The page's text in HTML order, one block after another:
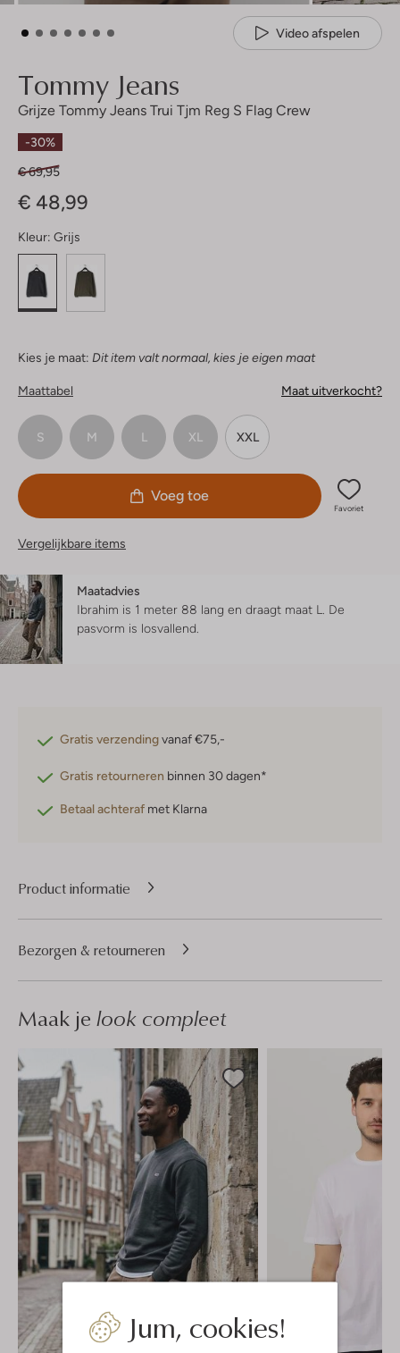
Jum, cookies!
Video afspelen
Tommy Jeans
Grijze Tommy Jeans Trui Tjm Reg S Flag Crew
-30%
€ 69,95
€ 48,99
Kleur: Grijs
Kies je maat: Dit item valt normaal, kies je eigen maat
Maattabel Maat uitverkocht?
S M L XL XXL
Voeg toe
Favoriet
Vergelijkbare items
Maatadvies
Ibrahim is 1 meter 88 lang en draagt maat L. De
pasvorm is losvallend
Gratis verzendingvanaf €75,-
Gratis retourneren binnen 30 dagen*
Betaal achteraf met Klarna
Product informatie
Bezorgen & retourneren
Maak je look compleet